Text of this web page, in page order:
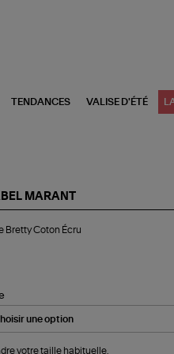
TENDANCES VALISE D'ÉTÉ
MARANT
Bretty Coton Écru
votre taille habituelle.